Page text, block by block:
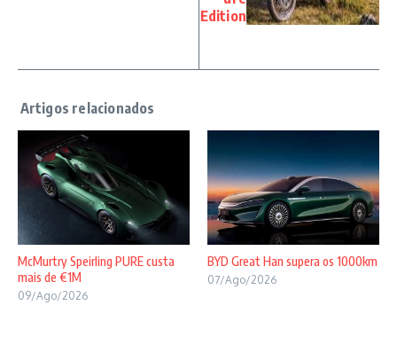
Edition
McMurtry Speirling PURE custa
mais de €1M
09/Ago/2026
BYD Great Han supera os 1000km
07/Ago/2026